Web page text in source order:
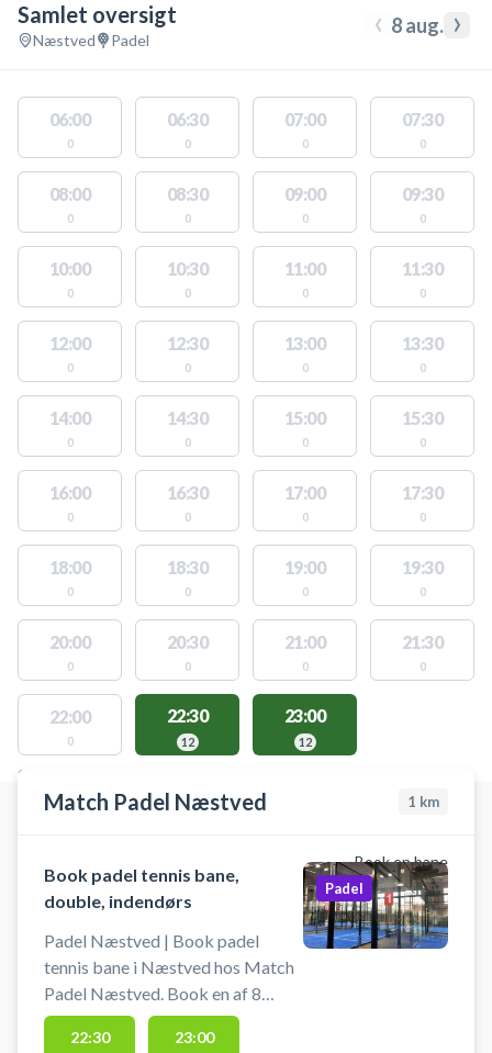
Samlet oversigt
Næstved Padel ‹ 8 aug. ›
06:00
0
06:30
0
07:00
0
07:30
0
08:00
0
08:30
0
09:00
0
09:30
0
10:00
0
10:30
0
11:00
0
11:30
0
12:00
0
12:30
0
13:00
0
13:30
0
14:00
0
14:30
0
15:00
0
15:30
0
16:00
0
16:30
0
17:00
0
17:30
0
18:00
0
18:30
0
19:00
0
19:30
0
20:00
0
20:30
0
21:00
0
21:30
0
22:00
0
22:30
12
23:00
12
STEDER MED LEDIGE AKTIVITETER
Match Padel Næstved 1 km
Book en bane
Book padel tennis bane,
double, indendørs
Padel Næstved | Book padel
tennis bane i Næstved hos Match
Padel Næstved. Book en af 8
indendørs double padel tennis
baner og spil padel i Næstved hos
Padel
22:30 23:00